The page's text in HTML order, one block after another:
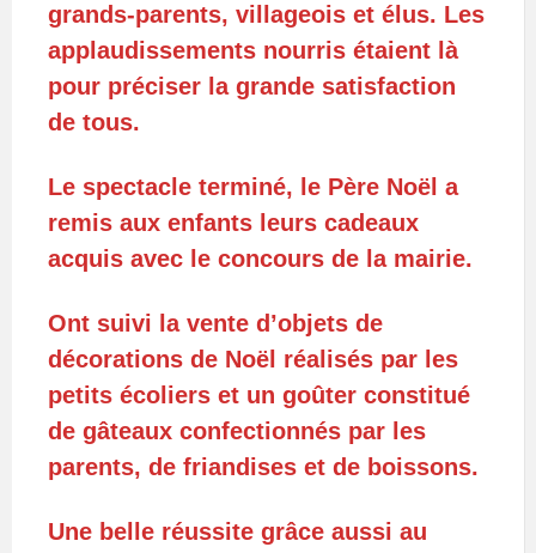
grands-parents, villageois et élus. Les
applaudissements nourris étaient là
pour préciser la grande satisfaction
de tous.
Le spectacle terminé, le Père Noël a
remis aux enfants leurs cadeaux
acquis avec le concours de la mairie.
Ont suivi la vente d’objets de
décorations de Noël réalisés par les
petits écoliers et un goûter constitué
de gâteaux confectionnés par les
parents, de friandises et de boissons.
Une belle réussite grâce aussi au